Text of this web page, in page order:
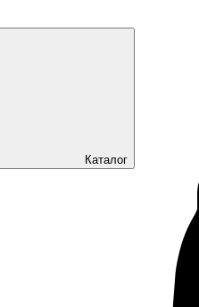
Каталог